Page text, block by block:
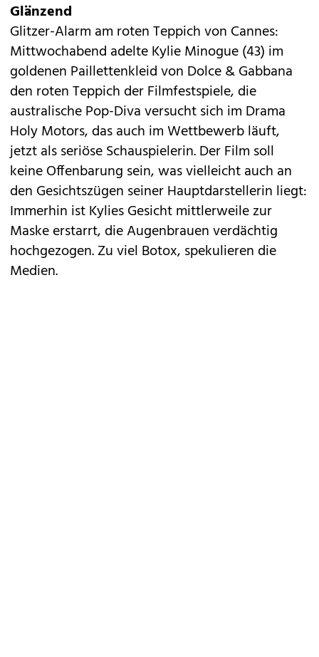
Glänzend
Glitzer-Alarm am roten Teppich von Cannes:
Mittwochabend adelte Kylie Minogue (43) im
goldenen Paillettenkleid von Dolce & Gabbana
den roten Teppich der Filmfestspiele, die
australische Pop-Diva versucht sich im Drama
Holy Motors, das auch im Wettbewerb läuft,
jetzt als seriöse Schauspielerin. Der Film soll
keine Offenbarung sein, was vielleicht auch an
den Gesichtszügen seiner Hauptdarstellerin liegt:
Immerhin ist Kylies Gesicht mittlerweile zur
Maske erstarrt, die Augenbrauen verdächtig
hochgezogen. Zu viel Botox, spekulieren die
Medien.